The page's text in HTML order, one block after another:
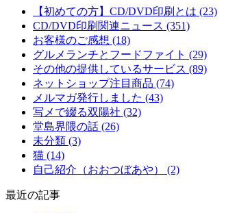
【初めての方】CD/DVD印刷とは (23)
CD/DVD印刷関連ニュース (351)
お客様のご感想 (18)
グルメランチとフードファイト (29)
その他の提供しているサービス (89)
ネットショップ注目商品 (74)
メルマガ発行しました (43)
写メで綴る双陽社 (32)
堂島界隈の話 (26)
未分類 (3)
猫 (14)
自己紹介（おおつぼあや） (2)
最近の記事